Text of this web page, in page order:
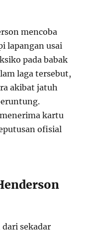
mencoba
lapangan usai
pada babak
laga tersebut,
akibat jatuh
kartu
ofisial
sekadar